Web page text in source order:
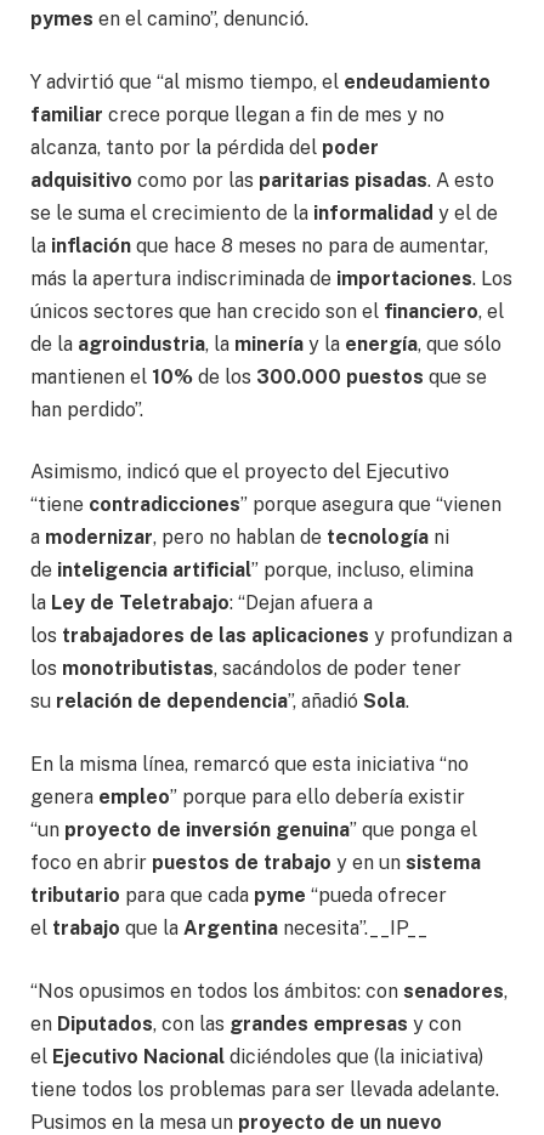
pymes en el camino”, denunció.
Y advirtió que “al mismo tiempo, el endeudamiento
familiar crece porque llegan a fin de mes y no
alcanza, tanto por la pérdida del poder
adquisitivo como por las paritarias pisadas. A esto
se le suma el crecimiento de la informalidad y el de
la inflación que hace 8 meses no para de aumentar,
más la apertura indiscriminada de importaciones. Los
únicos sectores que han crecido son el financiero, el
de la agroindustria, la minería y la energía, que sólo
mantienen el 10% de los 300.000 puestos que se
han perdido”.
Asimismo, indicó que el proyecto del Ejecutivo
“tiene contradicciones” porque asegura que “vienen
a modernizar, pero no hablan de tecnología ni
de inteligencia artificial” porque, incluso, elimina
la Ley de Teletrabajo: “Dejan afuera a
los trabajadores de las aplicaciones y profundizan a
los monotributistas, sacándolos de poder tener
su relación de dependencia”, añadió Sola.
En la misma línea, remarcó que esta iniciativa “no
genera empleo” porque para ello debería existir
“un proyecto de inversión genuina” que ponga el
foco en abrir puestos de trabajo y en un sistema
tributario para que cada pyme “pueda ofrecer
el trabajo que la Argentina necesita”. __IP__
“Nos opusimos en todos los ámbitos: con senadores,
en Diputados, con las grandes empresas y con
el Ejecutivo Nacional diciéndoles que (la iniciativa)
tiene todos los problemas para ser llevada adelante.
Pusimos en la mesa un proyecto de un nuevo